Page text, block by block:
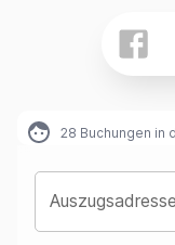
28 Buchungen in
Auszugsadresse